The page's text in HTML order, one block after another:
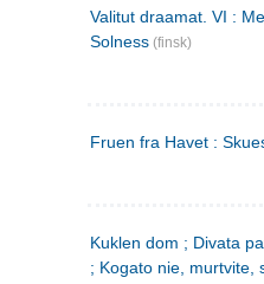
Valitut draamat. VI :
Solness (finsk)
Fruen fra Havet :
Kuklen dom ; Divata
; Kogato nie, murtvite,